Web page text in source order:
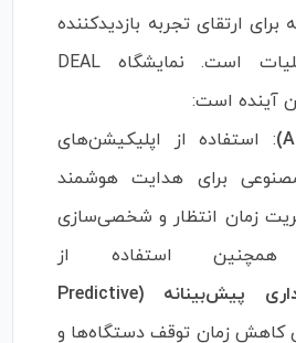
ارتقای تجربه بازدیدکننده
و بهینه‌سازی عملیات است. نمایشگاه DEAL
آینده است:
: استفاده از اپلیکیشن‌های
برای هدایت هوشمند
زمان انتظار و شخصی‌سازی
استفاده از
نگهداری پیش‌بینانه (Predictive
کاهش زمان توقف دستگاه‌ها و